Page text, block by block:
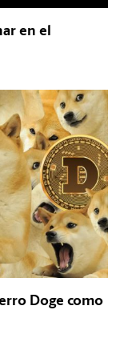
en el
Doge como